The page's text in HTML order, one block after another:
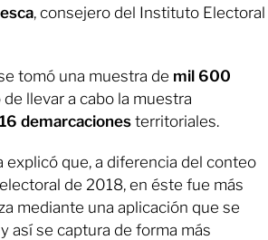
, consejero del Instituto Electoral
tomó una muestra de mil 600
de llevar a cabo la muestra
16 demarcaciones territoriales.
explicó que, a diferencia del conteo
de 2018, en éste fue más
mediante una aplicación que se
así se captura de forma más